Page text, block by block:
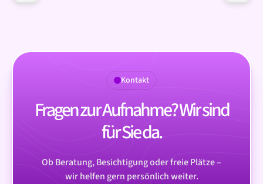
Kontakt
Fragen zur Aufnahme? Wir sind
für Sie da.
Ob Beratung, Besichtigung oder freie Plätze –
wir helfen gern persönlich weiter.